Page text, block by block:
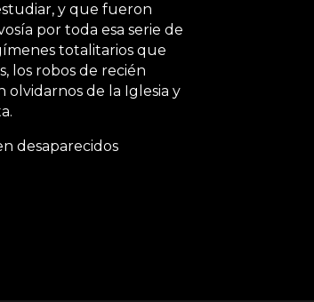
y que fueron
por toda esa serie de
totalitarios que
los robos de recién
olvidarnos de la Iglesia y
desaparecidos